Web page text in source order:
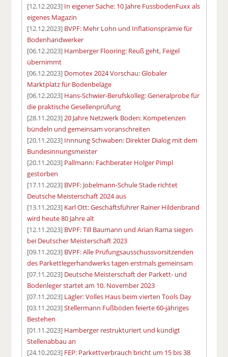
[12.12.2023] In eigener Sache: 10 Jahre FussbodenFuxx als
eigenes Magazin
[12.12.2023] BVPF: Mehr Lohn und Inflationsprämie für
Bodenhandwerker
[06.12.2023] Hamberger Flooring: Reuß geht, Feigel
übernimmt
[06.12.2023] Domotex 2024 Vorschau: Globaler
Marktplatz für Bodenbeläge
[06.12.2023] Hans-Schwier-Berufskolleg: Generalprobe für
die praktische Gesellenprüfung
[28.11.2023]20 Jahre Netzwerk Boden: Kompetenzen
bündeln und gemeinsam voranschreiten
[20.11.2023] Innnung Schwaben: Direkter Dialog mit dem
Bundesinnungsmeister
[20.11.2023] Pallmann: Fachberater Holger Pimpl
gestorben
[17.11.2023] BVPF: Jobelmann-Schule Stade richtet
Deutsche Meisterschaft 2024 aus
[13.11.2023] Karl Ott: Geschäftsführer Rainer Hildenbrand
wird heute 80 Jahre alt
[12.11.2023] BVPF: Till Baumann und Arian Rama siegen
bei Deutscher Meisterschaft 2023
[09.11.2023] BVPF: Alle Prüfungsausschussvorsitzenden
des Parkettlegerhandwerks tagen erstmals gemeinsam
[07.11.2023] Deutsche Meisterschaft der Parkett- und
Bodenleger startet am 10. November 2023
[07.11.2023] Lägler: Volles Haus beim vierten Tools Day
[03.11.2023]Stellermann Fußböden feierte 60-jähriges
Bestehen
[01.11.2023] Hamberger restrukturiert und kündigt
Stellenabbau an
[24.10.2023] FEP: Parkettverbrauch bricht um 15 bis 38